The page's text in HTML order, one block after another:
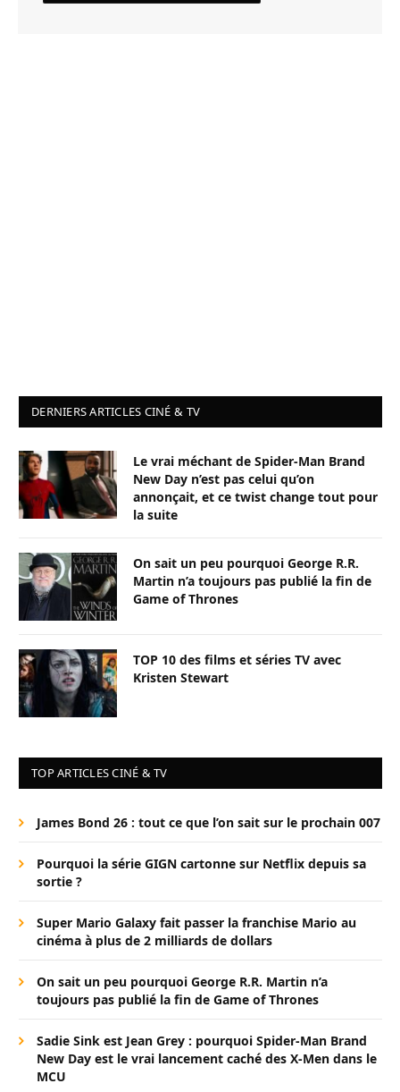
DERNIERS ARTICLES CINÉ & TV
Le vrai méchant de Spider-Man Brand
New Day n’est pas celui qu’on
annonçait, et ce twist change tout pour
la suite
On sait un peu pourquoi George R.R.
Martin n’a toujours pas publié la fin de
Game of Thrones
TOP 10 des films et séries TV avec
Kristen Stewart
TOP ARTICLES CINÉ & TV
James Bond 26 : tout ce que l’on sait sur le prochain 007
Pourquoi la série GIGN cartonne sur Netflix depuis sa
sortie ?
Super Mario Galaxy fait passer la franchise Mario au
cinéma à plus de 2 milliards de dollars
On sait un peu pourquoi George R.R. Martin n’a
toujours pas publié la fin de Game of Thrones
Sadie Sink est Jean Grey : pourquoi Spider-Man Brand
New Day est le vrai lancement caché des X-Men dans le
MCU